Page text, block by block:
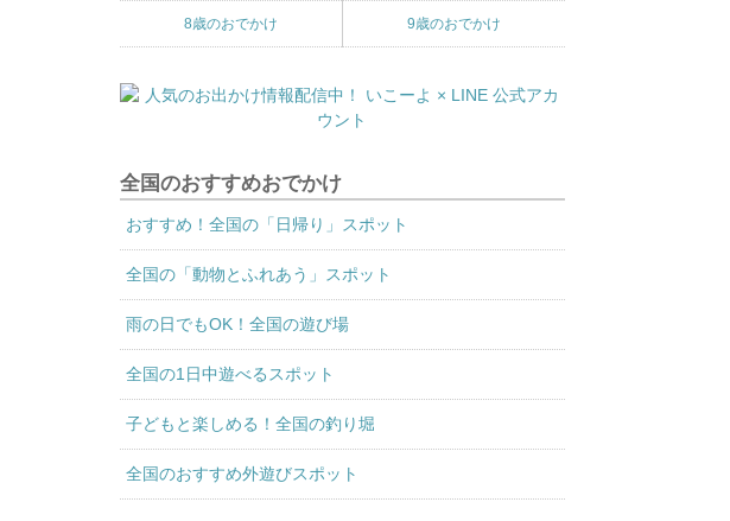
8歳のおでかけ 9歳のおでかけ
全国のおすすめおでかけ
おすすめ！全国の「日帰り」スポット
全国の「動物とふれあう」スポット
雨の日でもOK！全国の遊び場
全国の1日中遊べるスポット
子どもと楽しめる！全国の釣り堀
全国のおすすめ外遊びスポット